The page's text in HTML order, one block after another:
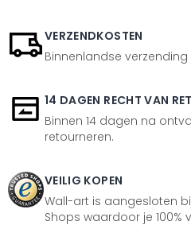
VERZENDKOSTEN
Binnenlandse
14 DAGEN RECHT VAN
Binnen 14 dagen na
retourneren.
VEILIG KOPEN
Wall-art is aangesloten
Shops waardoor je 100%